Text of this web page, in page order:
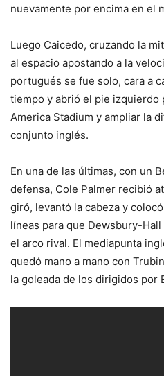
nuevamente por encima en el
Luego Caicedo, cruzando la
al espacio apostando a la
portugués se fue solo, cara a
tiempo y abrió el pie izquierdo
America Stadium y ampliar la
conjunto inglés.
En una de las últimas, con un
defensa, Cole Palmer recibió
giró, levantó la cabeza y
líneas para que Dewsbury-
el arco rival. El mediapunta
quedó mano a mano con
la goleada de los dirigidos por